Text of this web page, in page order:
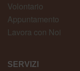
Volontario
Appuntamento
Lavora con Noi
SERVIZI